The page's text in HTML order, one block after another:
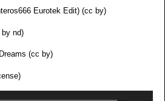
Eurotek Edit) (cc by)
by nd)
(cc by)